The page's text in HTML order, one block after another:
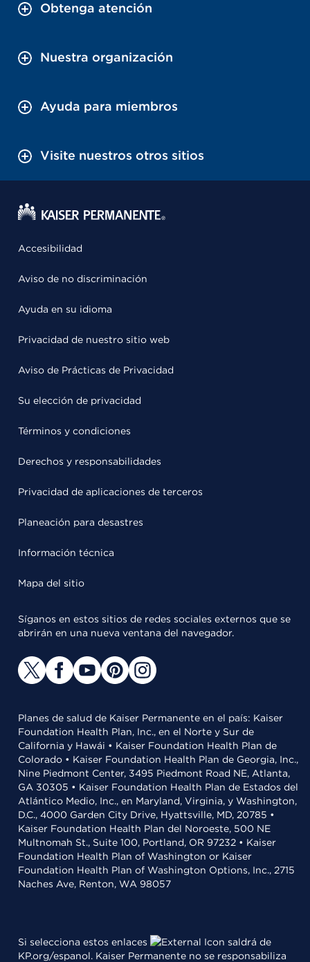
Obtenga atención
Nuestra organización
Ayuda para miembros
Visite nuestros otros sitios
Accesibilidad
Aviso de no discriminación
Ayuda en su idioma
Privacidad de nuestro sitio web
Aviso de Prácticas de Privacidad
Su elección de privacidad
Términos y condiciones
Derechos y responsabilidades
Privacidad de aplicaciones de terceros
Planeación para desastres
Información técnica
Mapa del sitio
Síganos en estos sitios de redes sociales externos que se
abrirán en una nueva ventana del navegador.
Planes de salud de Kaiser Permanente en el país: Kaiser
Foundation Health Plan, Inc., en el Norte y Sur de
California y Hawái • Kaiser Foundation Health Plan de
Colorado • Kaiser Foundation Health Plan de Georgia, Inc.,
Nine Piedmont Center, 3495 Piedmont Road NE, Atlanta,
GA 30305 • Kaiser Foundation Health Plan de Estados del
Atlántico Medio, Inc., en Maryland, Virginia, y Washington,
D.C., 4000 Garden City Drive, Hyattsville, MD, 20785 •
Kaiser Foundation Health Plan del Noroeste, 500 NE
Multnomah St., Suite 100, Portland, OR 97232 • Kaiser
Foundation Health Plan of Washington or Kaiser
Foundation Health Plan of Washington Options, Inc., 2715
Naches Ave, Renton, WA 98057
Si selecciona estos enlaces
saldrá de
KP.org/espanol. Kaiser Permanente no se responsabiliza